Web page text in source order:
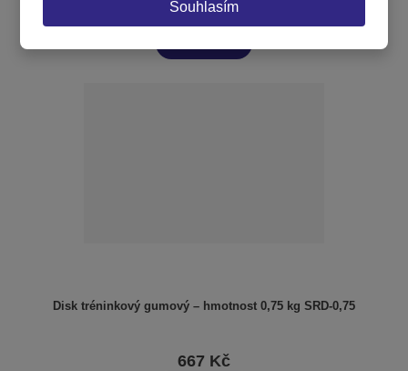
Souhlasím
2 125 Kč
Disk tréninkový gumový – hmotnost 0,75 kg SRD-0,75
667 Kč